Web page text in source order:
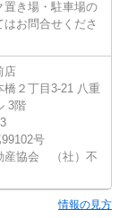
き場・駐車場の
お問合せくださ
店
２丁目3-21 八重
3階
号
産協会 （社）不
情報の見方